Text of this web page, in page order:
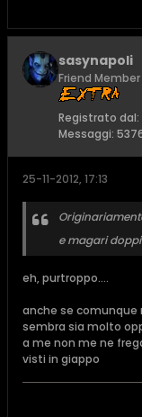
sasynapoli
Friend Member
Registrato dal:
Messaggi:
25-11-2012, 17:13
e magari
eh, purtroppo....
anche se comunque
sembra sia molto
a me non me ne
visti in giappo